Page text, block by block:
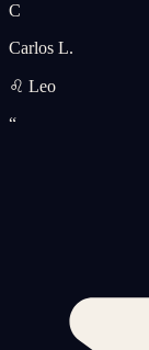
C
Carlos L.
♌ Leo
“